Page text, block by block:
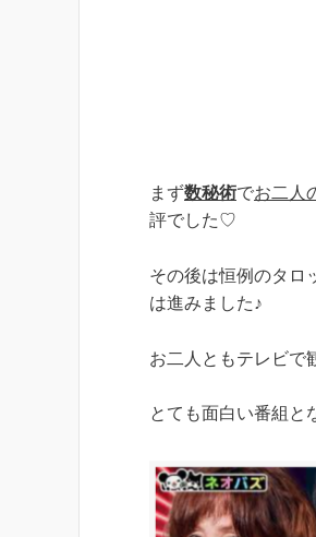
まず数秘術でお二人
評でした♡
その後は恒例のタロ
は進みました♪
お二人ともテレビで
とても面白い番組と